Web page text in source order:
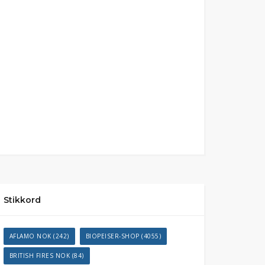
Stikkord
AFLAMO NOK (242) BIOPEISER-SHOP (4055)
BRITISH FIRES NOK (84)